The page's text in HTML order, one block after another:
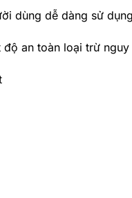
dùng dễ dàng sử dụng
độ an toàn loại trừ